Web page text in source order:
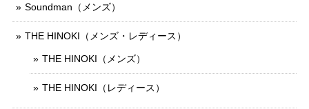
Soundman（メンズ）
THE HINOKI（メンズ・レディース）
THE HINOKI（メンズ）
THE HINOKI（レディース）